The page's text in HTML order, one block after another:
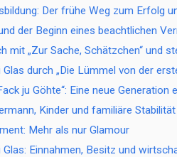
Der frühe Weg zum Erfolg
der Beginn eines beachtlichen
mit „Zur Sache, Schätzchen“ und
durch „Die Lümmel von der
ju Göhte“: Eine neue Generation
Kinder und familiäre Stabilität
Mehr als nur Glamour
Einnahmen, Besitz und